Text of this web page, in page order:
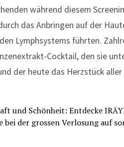
während diesem
das Anbringen auf der
Lymphsystems führten.
Cocktail, den sie
der heute das Herzstück